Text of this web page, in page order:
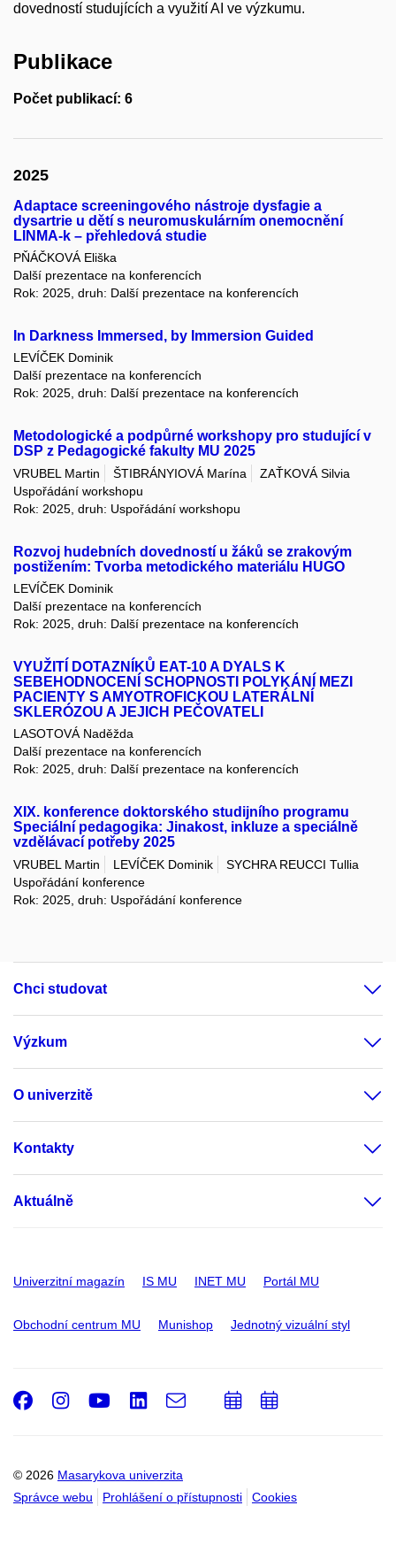
dovedností studujících a využití AI ve výzkumu.
Publikace
Počet publikací: 6
2025
Adaptace screeningového nástroje dysfagie a
dysartrie u dětí s neuromuskulárním onemocnění
LINMA-k – přehledová studie
PŇÁČKOVÁ Eliška
Další prezentace na konferencích
Rok: 2025, druh: Další prezentace na konferencích
In Darkness Immersed, by Immersion Guided
LEVÍČEK Dominik
Další prezentace na konferencích
Rok: 2025, druh: Další prezentace na konferencích
Metodologické a podpůrné workshopy pro studující v
DSP z Pedagogické fakulty MU 2025
VRUBEL Martin ŠTIBRÁNYIOVÁ Marína
ZAŤKOVÁ Silvia
Uspořádání workshopu
Rok: 2025, druh: Uspořádání workshopu
Rozvoj hudebních dovedností u žáků se zrakovým
postižením: Tvorba metodického materiálu HUGO
LEVÍČEK Dominik
Další prezentace na konferencích
Rok: 2025, druh: Další prezentace na konferencích
VYUŽITÍ DOTAZNÍKŮ EAT-10 A DYALS K
SEBEHODNOCENÍ SCHOPNOSTI POLYKÁNÍ MEZI
PACIENTY S AMYOTROFICKOU LATERÁLNÍ
SKLERÓZOU A JEJICH PEČOVATELI
LASOTOVÁ Naděžda
Další prezentace na konferencích
Rok: 2025, druh: Další prezentace na konferencích
XIX. konference doktorského studijního programu
Speciální pedagogika: Jinakost, inkluze a speciálně
vzdělávací potřeby 2025
VRUBEL Martin LEVÍČEK Dominik
SYCHRA REUCCI Tullia
Uspořádání konference
Rok: 2025, druh: Uspořádání konference
Chci studovat
Výzkum
O univerzitě
Kontakty
Aktuálně
Univerzitní magazín IS MU INET MU Portál MU
Obchodní centrum MU Munishop Jednotný vizuální styl
© 2026 Masarykova univerzita
Správce webu
Prohlášení o přístupnosti Cookies
Facebook
Instagram
Youtube
LinkedIn
e-
PřidatPřidat